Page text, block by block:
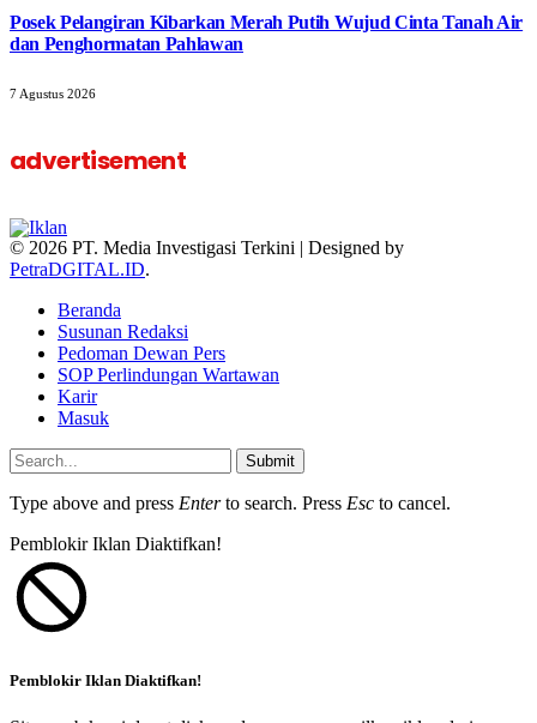
Posek Pelangiran Kibarkan Merah Putih Wujud Cinta Tanah Air
dan Penghormatan Pahlawan
7 Agustus 2026
advertisement
© 2026 PT. Media Investigasi Terkini | Designed by
PetraDGITAL.ID.
Beranda
Susunan Redaksi
Pedoman Dewan Pers
SOP Perlindungan Wartawan
Karir
Masuk
Submit
Type above and press Enterto search. Press Esc to cancel.
Pemblokir Iklan Diaktifkan!
Pemblokir Iklan Diaktifkan!